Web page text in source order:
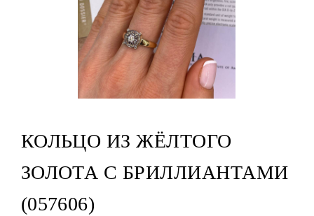
КОЛЬЦО ИЗ ЖЁЛТОГО
ЗОЛОТА С БРИЛЛИАНТАМИ
(057606)